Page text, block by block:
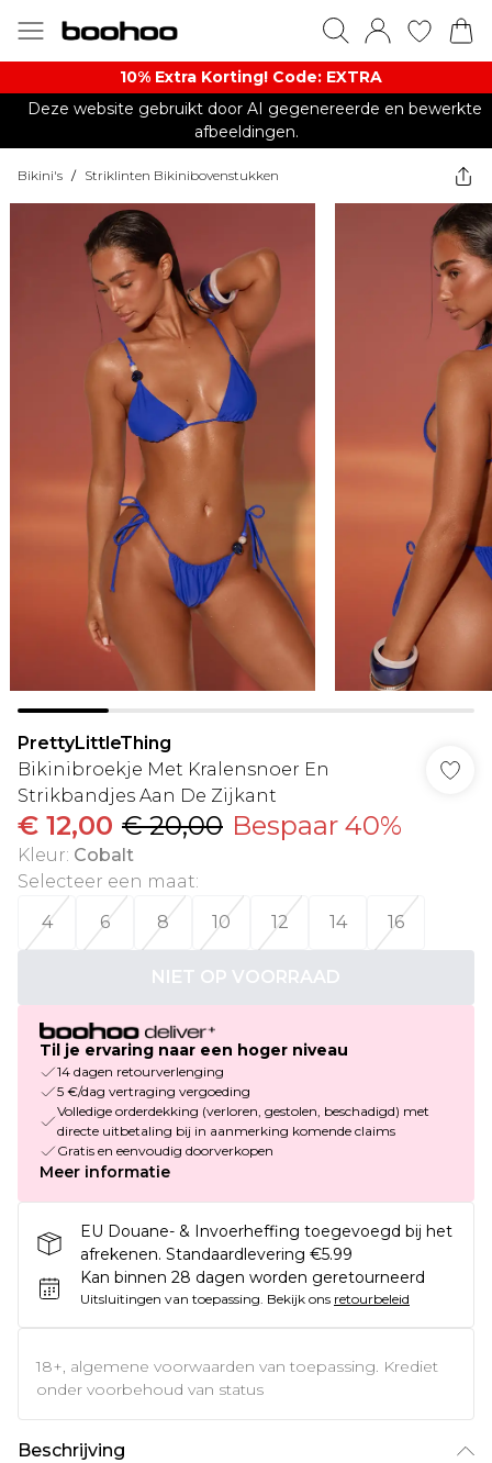
10% Extra Korting! Code: EXTRA​
Deze website gebruikt door AI gegenereerde en bewerkte
afbeeldingen.
Bikini's / Striklinten Bikinibovenstukken
PrettyLittleThing
Bikinibroekje Met Kralensnoer En
Strikbandjes Aan De Zijkant
€ 12,00 € 20,00 Bespaar 40%
Kleur: Cobalt
Selecteer een maat:
4
6 8 10 12 14 16
NIET OP VOORRAAD
Til je ervaring naar een hoger niveau
14 dagen retourverlenging
5 €/dag vertraging vergoeding
Volledige orderdekking (verloren, gestolen, beschadigd) met
directe uitbetaling bij in aanmerking komende claims
Gratis en eenvoudig doorverkopen
Meer informatie
EU Douane- & Invoerheffing toegevoegd bij het
afrekenen. Standaardlevering €5.99
Kan binnen 28 dagen worden geretourneerd
Uitsluitingen van toepassing. Bekijk ons retourbeleid
18+, algemene voorwaarden van toepassing. Krediet
onder voorbehoud van status
Beschrijving